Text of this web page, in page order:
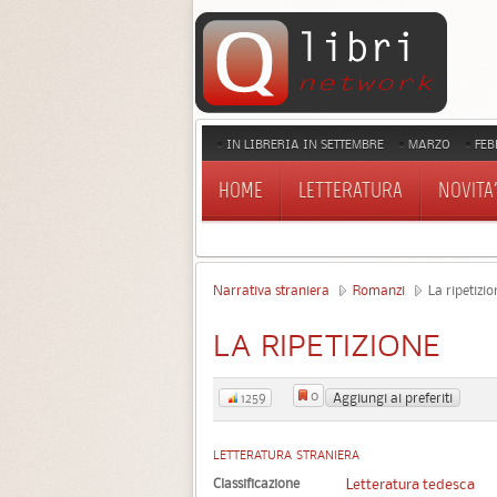
IN LIBRERIA IN SETTEMBRE MARZO
HOME LETTERATURA NOVITA'
Narrativa straniera Romanzi La
LA RIPETIZIONE
1259 0 Aggiungi ai preferiti
LETTERATURA STRANIERA
Classificazione Letteratura tedesca